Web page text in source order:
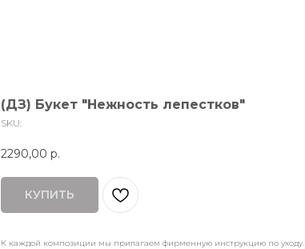
(ДЗ) Букет "Нежность лепестков"
SKU:
2290,00 р.
КУПИТЬ
К каждой композиции мы прилагаем фирменную инструкцию по уходу.